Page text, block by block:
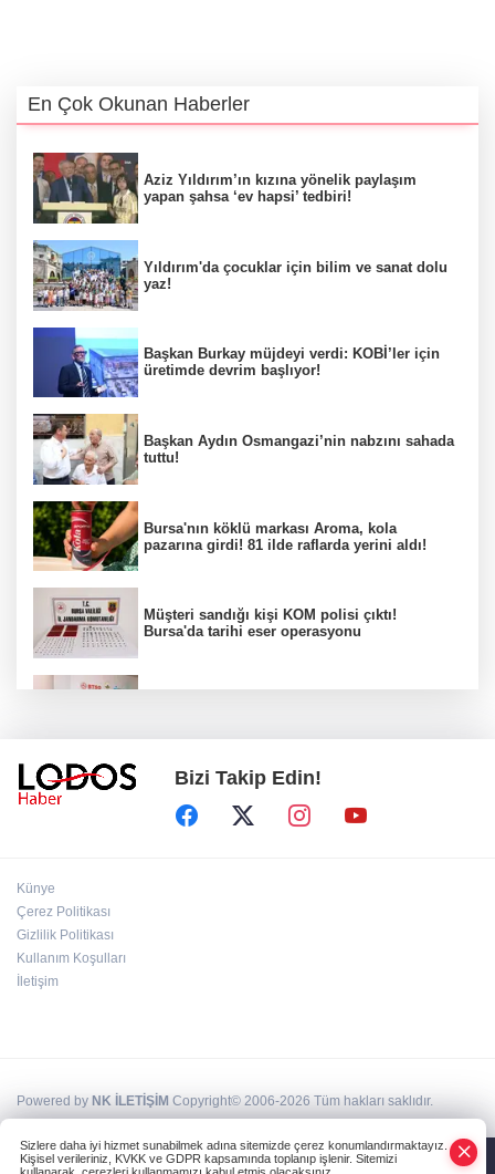
En Çok Okunan Haberler
Aziz Yıldırım’ın kızına yönelik paylaşım
yapan şahsa ‘ev hapsi’ tedbiri!
Yıldırım'da çocuklar için bilim ve sanat dolu
yaz!
Başkan Burkay müjdeyi verdi: KOBİ’ler için
üretimde devrim başlıyor!
Başkan Aydın Osmangazi’nin nabzını sahada
tuttu!
Bursa'nın köklü markası Aroma, kola
pazarına girdi! 81 ilde raflarda yerini aldı!
Müşteri sandığı kişi KOM polisi çıktı!
Bursa'da tarihi eser operasyonu
Yıldırım Belediyesi'nden uluslararası
geleceğe taşınacak!
Bizi Takip Edin!
Künye
Çerez Politikası
Gizlilik Politikası
Kullanım Koşulları
İletişim
Powered by NK İLETİŞİM Copyright© 2006-2026 Tüm hakları saklıdır.
Sizlere daha iyi hizmet sunabilmek adına sitemizde çerez konumlandırmaktayız.
Kişisel verileriniz, KVKK ve GDPR kapsamında toplanıp işlenir. Sitemizi